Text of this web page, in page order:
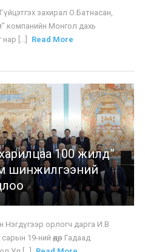
захирал О.Батнасан,
компанийн Монгол дахь
[...]
Read More
100 жилд”
шинжилгээний
Нэгдүгээр орлогч дарга И.В
19-ний өдөр Гадаад